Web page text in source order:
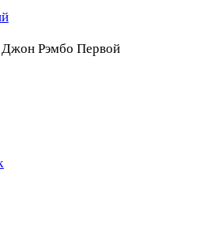
Джон Рэмбо Первой